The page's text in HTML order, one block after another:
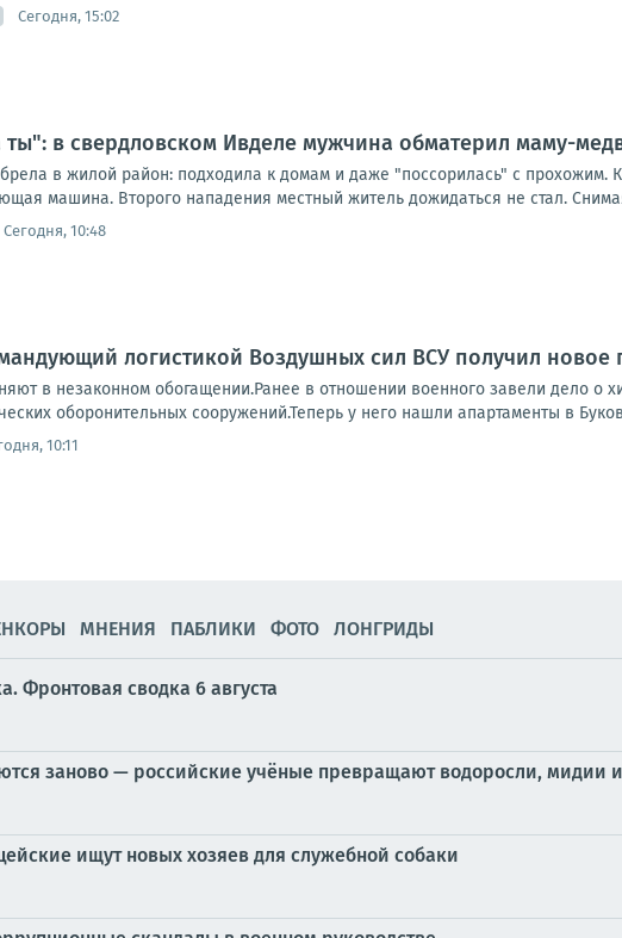
Сегодня, 15:02
ты": в свердловском Ивделе мужчина обматерил маму-
в жилой район: подходила к домам и даже "поссорилась" с прохожим.
машина. Второго нападения местный житель дожидаться не стал.
Сегодня, 10:48
логистикой Воздушных сил ВСУ получил новое
в незаконном обогащении.Ранее в отношении военного завели дело о
оборонительных сооружений.Теперь у него нашли апартаменты в
10:11
МНЕНИЯ ПАБЛИКИ ФОТО ЛОНГРИДЫ
Фронтовая сводка 6 августа
заново — российские учёные превращают водоросли, мидии и
ищут новых хозяев для служебной собаки